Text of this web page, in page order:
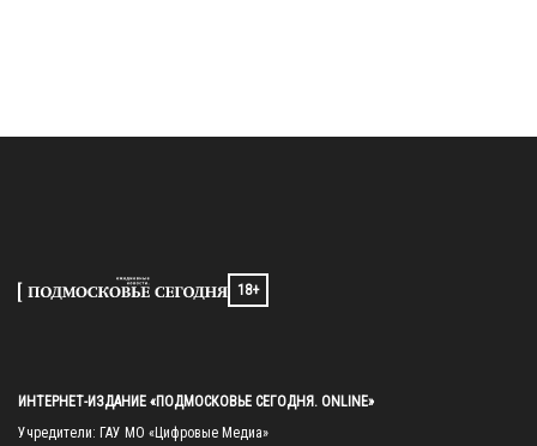
18+
ИНТЕРНЕТ-ИЗДАНИЕ «ПОДМОСКОВЬЕ СЕГОДНЯ. ONLINE»
Учредители: ГАУ МО «Цифровые Медиа»